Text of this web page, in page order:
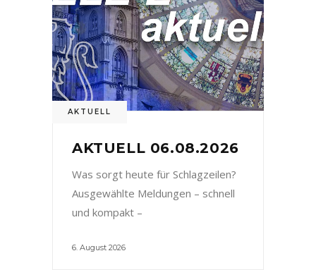
AKTUELL
AKTUELL 06.08.2026
Was sorgt heute für Schlagzeilen?
Ausgewählte Meldungen – schnell
und kompakt –
6. August 2026